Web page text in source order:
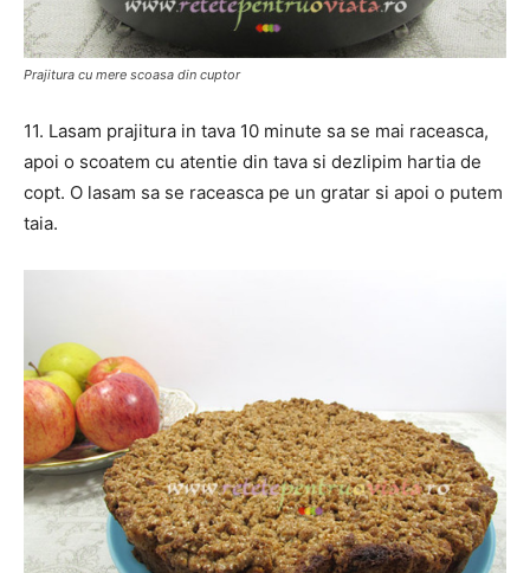
Prajitura cu mere scoasa din cuptor
11. Lasam prajitura in tava 10 minute sa se mai raceasca,
apoi o scoatem cu atentie din tava si dezlipim hartia de
copt. O lasam sa se raceasca pe un gratar si apoi o putem
taia.